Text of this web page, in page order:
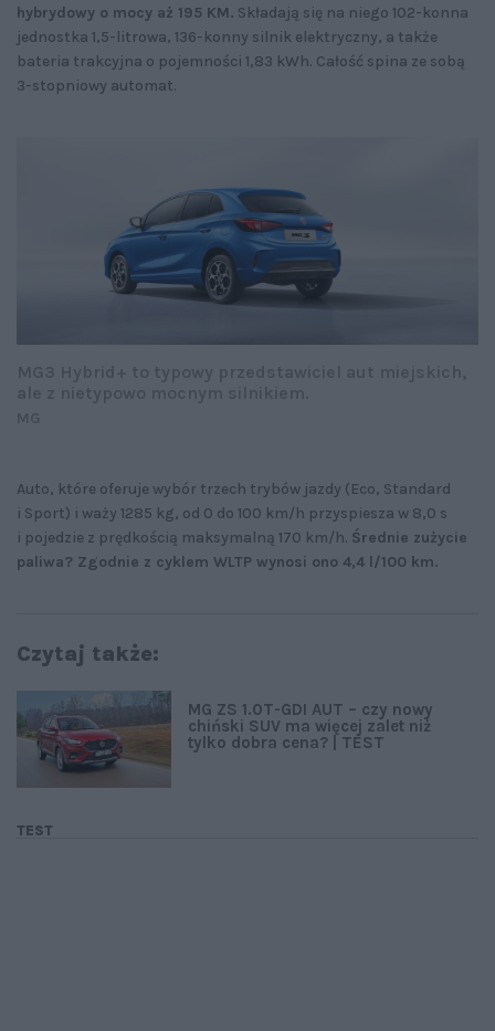
hybrydowy o mocy aż 195 KM. Składają się na niego 102-konna
jednostka 1,5-litrowa, 136-konny silnik elektryczny, a także
bateria trakcyjna o pojemności 1,83 kWh. Całość spina ze sobą
3-stopniowy automat.
Auto, które oferuje wybór trzech trybów jazdy (Eco, Standard
i Sport) i waży 1285 kg, od 0 do 100 km/h przyspiesza w 8,0 s
i pojedzie z prędkością maksymalną 170 km/h. Średnie zużycie
paliwa? Zgodnie z cyklem WLTP wynosi ono 4,4 l/100 km.
Czytaj także:
TEST
MG ZS 1.0T-GDI AUT – czy nowy
chiński SUV ma więcej zalet niż
tylko dobra cena? | TEST